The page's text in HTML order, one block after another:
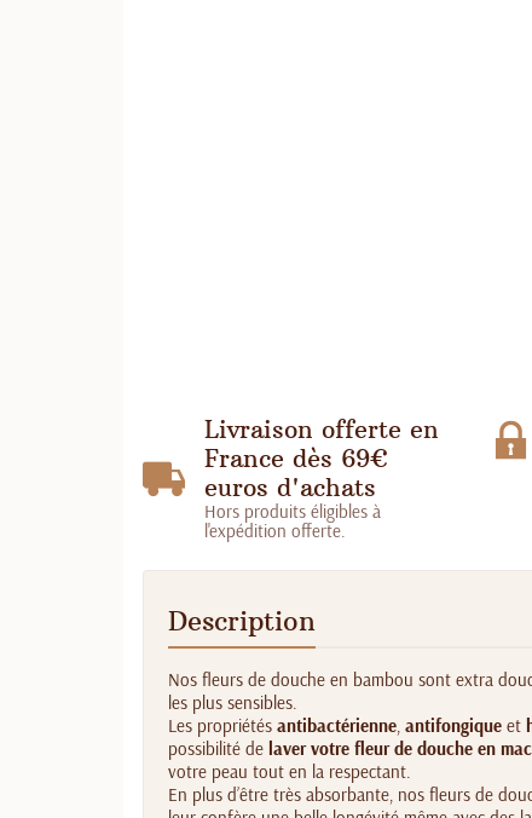
Livraison offerte en
France dès 69€
euros d'achats
Hors produits éligibles à
l'expédition offerte.
Description
Nos fleurs de douche en bambou sont extra
les plus sensibles.
Les propriétés antibactérienne, antifongique et
possibilité de laver votre fleur de douche en
votre peau tout en la respectant.
En plus d’être très absorbante, nos fleurs de